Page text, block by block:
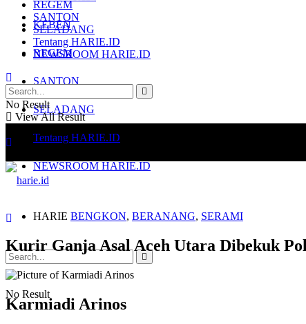
KEBEN
REGEM
SANTON
SELADANG
Tentang HARIE.ID
NEWSROOM HARIE.ID
REGEM
SANTON
SELADANG
Tentang HARIE.ID
NEWSROOM HARIE.ID
No Result
View All Result
No Result
HARIE BENGKON, BERANANG, SERAMI
Kurir Ganja Asal Aceh Utara Dibekuk
Karmiadi Arinos